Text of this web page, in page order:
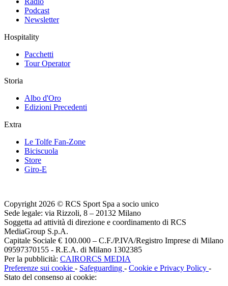
Podcast
Newsletter
Hospitality
Pacchetti
Tour Operator
Storia
Albo d'Oro
Edizioni Precedenti
Extra
Le Tolfe Fan-Zone
Biciscuola
Store
Giro-E
Copyright 2026 © RCS Sport Spa a socio unico
Sede legale: via Rizzoli, 8 – 20132 Milano
Soggetta ad attività di direzione e coordinamento di RCS
MediaGroup S.p.A.
Capitale Sociale € 100.000 – C.F./P.IVA/Registro Imprese di Milano
09597370155 - R.E.A. di Milano 1302385
Per la pubblicità: CAIRORCS MEDIA
Preferenze sui cookie - Safeguarding - Cookie e Privacy Policy -
Stato del consenso ai cookie: